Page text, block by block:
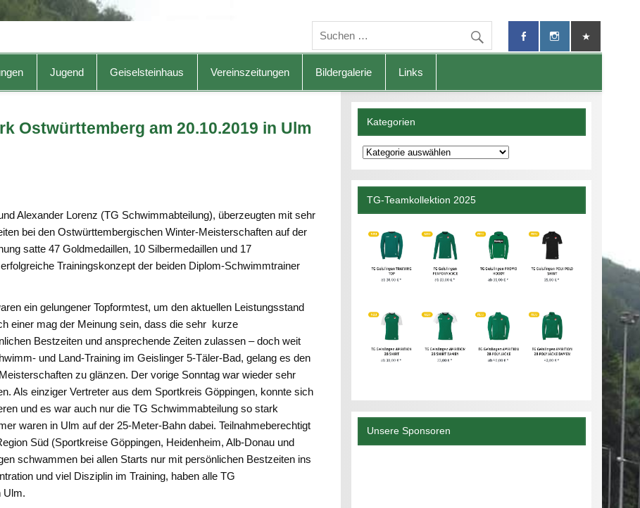
Jugend Geiselsteinhaus Vereinszeitungen Bildergalerie Links
Ostwürttemberg am 20.10.2019 in Ulm
Alexander Lorenz (TG Schwimmabteilung), überzeugten mit sehr
bei den Ostwürttembergischen Winter-Meisterschaften auf der
satte 47 Goldmedaillen, 10 Silbermedaillen und 17
Trainingskonzept der beiden Diplom-Schwimmtrainer
ein gelungener Topformtest, um den aktuellen Leistungsstand
einer mag der Meinung sein, dass die sehr kurze
Bestzeiten und ansprechende Zeiten zulassen – doch weit
und Land-Training im Geislinger 5-Täler-Bad, gelang es den
zu glänzen. Der vorige Sonntag war wieder sehr
Als einziger Vertreter aus dem Sportkreis Göppingen, konnte sich
und es war auch nur die TG Schwimmabteilung so stark
waren in Ulm auf der 25-Meter-Bahn dabei. Teilnahmeberechtigt
Süd (Sportkreise Göppingen, Heidenheim, Alb-Donau und
schwammen bei allen Starts nur mit persönlichen Bestzeiten ins
und viel Disziplin im Training, haben alle TG
Ulm.
Kategorien
Kategorien
TG-Teamkollektion 2025
Unsere Sponsoren